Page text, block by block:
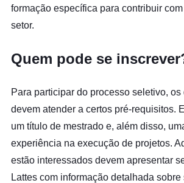
formação específica para contribuir
setor.
Quem pode se
Para participar do processo seletivo,
devem atender a certos pré-requisitos.
um título de mestrado e, além disso,
experiência na execução de projetos.
estão interessados devem apresentar
Lattes com informação detalhada